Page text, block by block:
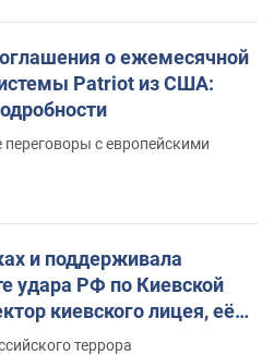
о ежемесячной
Patriot из США:
с европейскими
и поддерживала
удара РФ по Киевской
киевского лицея, её
террора